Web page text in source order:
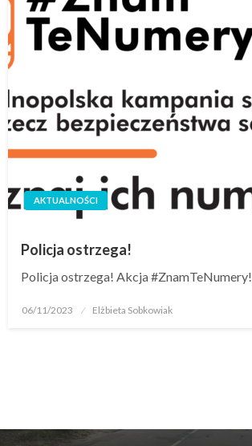
AKTUALNOŚCI
Policja ostrzega!
Policja ostrzega! Akcja #ZnamTeNumery!
06/11/2023 Elżbieta Sobkowiak